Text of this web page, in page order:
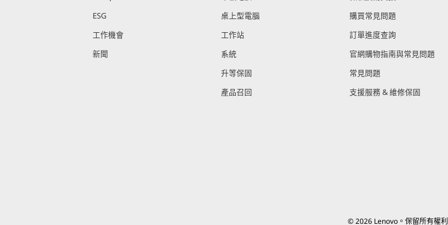
ESG
工作機會
新聞
桌上型電腦
工作站
系統
升等保固
產品召回
購買常見問題
訂單進度查詢
官網購物指南與常見問題
常見問題
支援服務 & 維修保固
© 2026 Lenovo。保留所有權利